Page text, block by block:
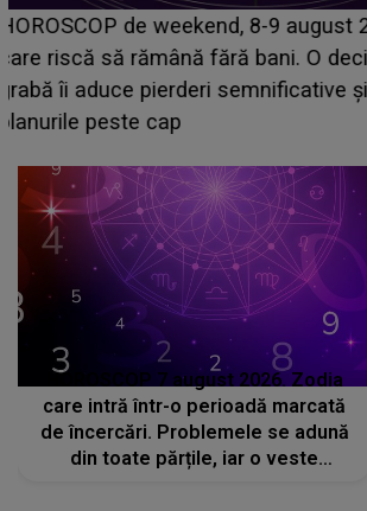
Emanuel a ținut ACEST DETALIU
acum! În fața Alexandrei, concurentul
face o MĂRTURISIRE
sa: "I-am spus și ei în față, eu nu te
HOROSCOP 7 august 2026. Zodia
care intră într-o perioadă marcată
de încercări. Problemele se adună
din toate părțile, iar o veste